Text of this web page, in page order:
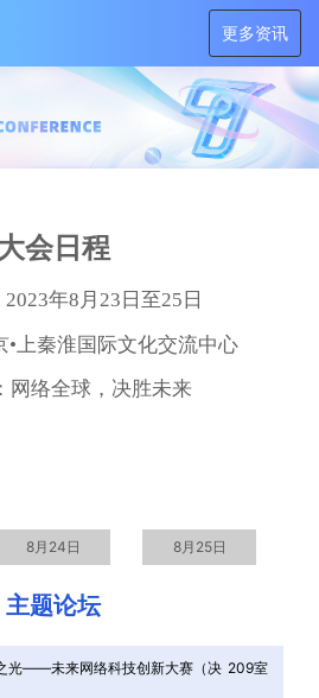
更多资讯
会日程
2023年8月23日至25日
•上秦淮国际文化交流中心
网络全球，决胜未来
8月24日 8月25日
主题论坛
光——未来网络科技创新大赛（决 209室